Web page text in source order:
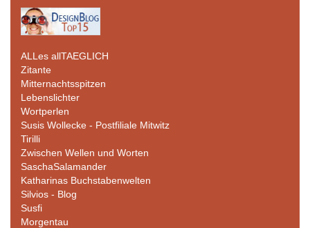
ALLes allTAEGLICH
Zitante
Mitternachtsspitzen
Lebenslichter
Wortperlen
Susis Wollecke - Postfiliale Mitwitz
Tirilli
Zwischen Wellen und Worten
SaschaSalamander
Katharinas Buchstabenwelten
Silvios - Blog
Susfi
Morgentau